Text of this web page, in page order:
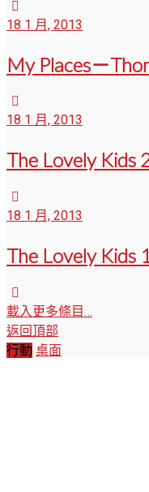
18 1 月, 2013
My Places－
18 1 月, 2013
The Lovely Kids
18 1 月, 2013
The Lovely Kids
載入更多條目…
返回頂部
行動 桌面